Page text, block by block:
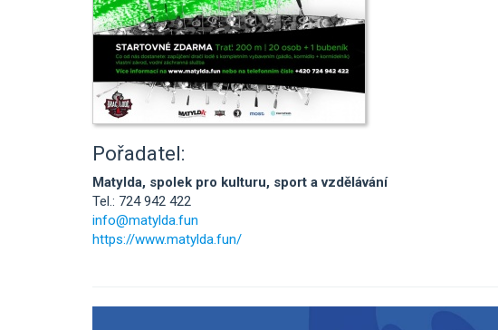
Pořadatel:
Matylda, spolek pro kulturu, sport a vzdělávání
Tel.: 724 942 422
info@matylda.fun
https://www.matylda.fun/